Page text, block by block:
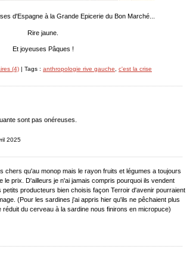
d'Espagne à la Grande Epicerie du Bon Marché...
Rire jaune.
Et joyeuses Pâques !
(4) | Tags : anthropologie rive gauche c'est la crise
sont pas onéreuses.
2025
chers qu'au monop mais le rayon fruits et légumes a toujours
le prix. D'ailleurs je n'ai jamais compris pourquoi ils vendent
producteurs bien choisis façon Terroir d'avenir pourraient
(Pour les sardines j'ai appris hier qu'ils ne pêchaient plus
du cerveau à la sardine nous finirons en micropuce)